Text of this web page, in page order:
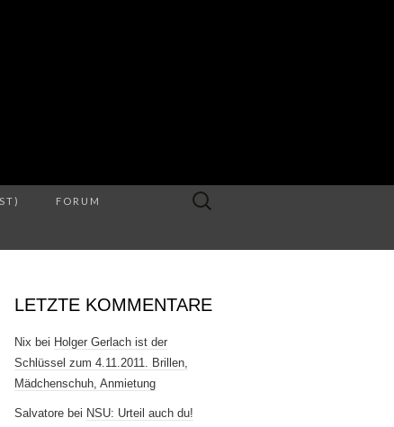
FORUM
Suche
LETZTE KOMMENTARE
Nix bei Holger Gerlach ist der
Schlüssel zum 4.11.2011. Brillen,
Mädchenschuh, Anmietung
Salvatore bei NSU: Urteil auch du!